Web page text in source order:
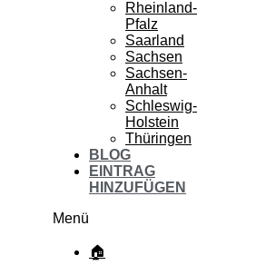
Rheinland-
Pfalz
Saarland
Sachsen
Sachsen-
Anhalt
Schleswig-
Holstein
Thüringen
BLOG
EINTRAG
HINZUFÜGEN
Menü
🏠